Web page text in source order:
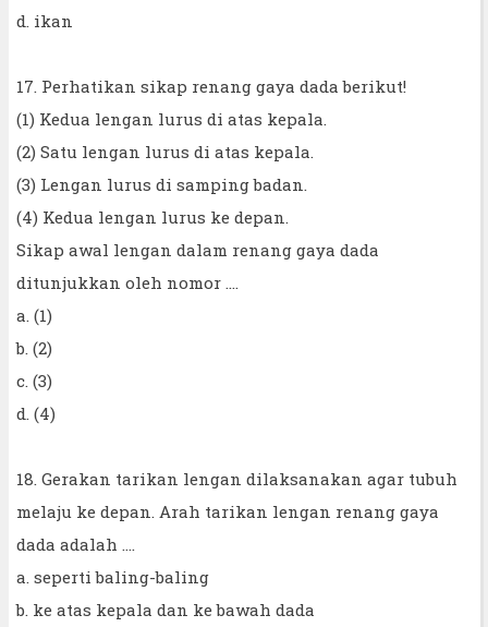
d. ikan
17. Perhatikan sikap renang gaya dada berikut!
(1) Kedua lengan lurus di atas kepala.
(2) Satu lengan lurus di atas kepala.
(3) Lengan lurus di samping badan.
(4) Kedua lengan lurus ke depan.
Sikap awal lengan dalam renang gaya dada
ditunjukkan oleh nomor ....
a. (1)
b. (2)
c. (3)
d. (4)
18. Gerakan tarikan lengan dilaksanakan agar tubuh
melaju ke depan. Arah tarikan lengan renang gaya
dada adalah ....
a. seperti baling-baling
b. ke atas kepala dan ke bawah dada